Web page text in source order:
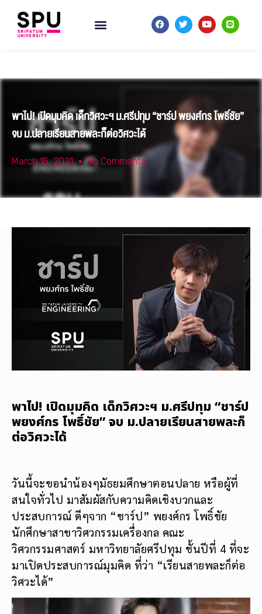
พาไป! เปิดมุมคิด เด็กวิศวะฯ ม.ศรีปทุม “ชาร์ป พยงศ์กร โพธิ์ชัย”
จบ ม.ปลายเรียนสายพละก็ต่อวิศวะได้
March 15, 2021 No Comments
พาไป! เปิดมุมคิด เด็กวิศวะฯ ม.ศรีปทุม “ชาร์ป
พยงศ์กร โพธิ์ชัย” จบ ม.ปลายเรียนสายพละก็
ต่อวิศวะได้
วันนี้จะขอนำน้องๆมัธยมศึกษาตอนปลาย หรือผู้ที่
สนใจทั่วไป มาสัมผัสกับความคิดเชิงบวกและ
ประสบการณ์ ดีๆจาก “ชาร์ป” พยงศ์กร โพธิ์ชัย
นักศึกษาสาขาวิศวกรรมเครื่องกล คณะ
วิศวกรรมศาสตร์ มหาวิทยาลัยศรีปทุม ชั้นปีที่ 4 ที่จะ
มาเปิดประสบการณ์มุมคิด ที่ว่า “เรียนสายพละก็ต่อ
วิศวะได้”